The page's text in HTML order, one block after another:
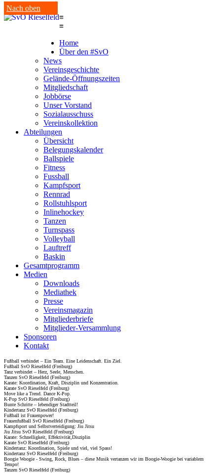
Nach oben
≡
≡
Home
Über den #SvO
News
Vereinsgeschichte
Gelände-Öffnungszeiten
Mitgliedschaft
Jobbörse
Unser Vorstand
Sozialausschuss
Vereinskollektion
Abteilungen
Übersicht
Belegungskalender
Ballspiele
Fitness
Fussball
Kampfsport
Rennrad
Rollstuhlsport
Inlinehockey
Tanzen
Turnspass
Volleyball
Lauftreff
Baskin
Gesamtprogramm
Medien
Downloads
Mediathek
Presse
Vereinsmagazin
Mitgliederbriefe
Mitglieder-Versammlung
Sponsoren
Kontakt
Fußball verbindet – Ein Team. Eine Leidenschaft. Ein Ziel.
Fußball SvO Rieselfeld (Freiburg)
Tanz verbindet – Herz, Seele, Menschen.
Tanzen SvO Rieselfeld (Freiburg)
Karate: Koordination, Kraft, Disziplin und Konzentration.
Karate SvO Rieselfeld (Freiburg)
Move like a Trend. Dance K-Pop.
K-Pop SvO Rieselfeld (Freiburg)
Bunte Schritte – lebendiger Stadtteil!
Kindertanz SvO Rieselfeld (Freiburg)
Fußball ist Frauenpower!
Frauenfußball SvO Rieselfeld (Freiburg)
Kampfsport und Selbstverteidigung: Jiu Jitsu
Jiu Jitsu SvO Rieselfeld (Freiburg)
Karate: Schnelligkeit, Effektivität,Disziplin
Karate SvO Rieselfeld (Freiburg)
Kindertanz: Koordination, Spiele und viel, viel Spass!
Kindertanz SvO Rieselfeld (Freiburg)
Boogie Woogie - Swing, Rock, Blues – diese Musik vertanzen wir im Boogie-Woogie bei variablem
Tempo!
Tanzen SvO Rieselfeld (Freiburg)